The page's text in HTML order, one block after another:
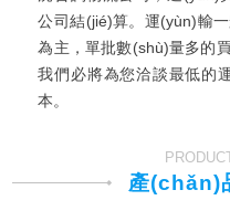
公司結(jié)算。運(yùn)輸一
為主，單批數(shù)量多的
我們必將為您洽談最低的
本。
產(chǎn)